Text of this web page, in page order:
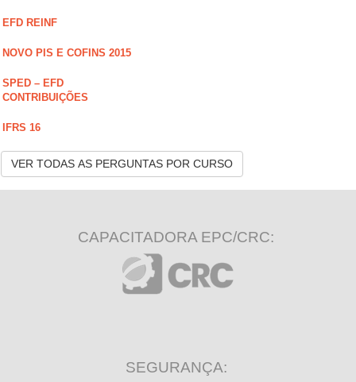
EFD REINF
NOVO PIS E COFINS 2015
SPED – EFD
CONTRIBUIÇÕES
IFRS 16
VER TODAS AS PERGUNTAS POR CURSO
CAPACITADORA EPC/CRC:
SEGURANÇA: